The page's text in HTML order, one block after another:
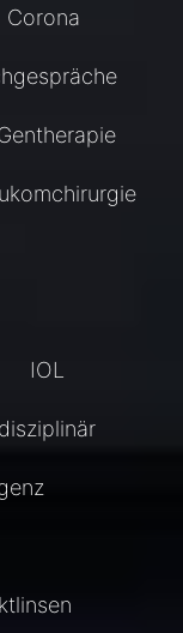
Corona
IOL